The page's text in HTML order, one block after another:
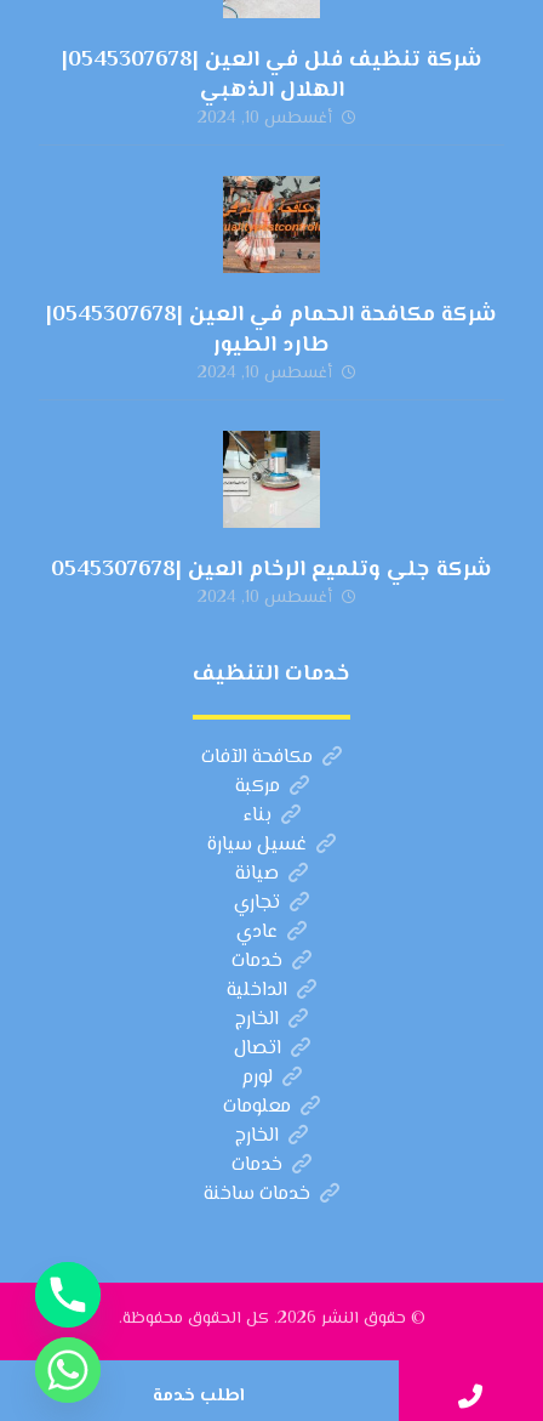
شركة تنظيف فلل في العين |0545307678|
الهلال الذهبي
أغسطس 10, 2024
شركة مكافحة الحمام في العين |0545307678|
طارد الطيور
أغسطس 10, 2024
شركة جلي وتلميع الرخام العين |0545307678
أغسطس 10, 2024
خدمات التنظيف
مكافحة الآفات
مركبة
بناء
غسيل سيارة
صيانة
تجاري
عادي
خدمات
الداخلية
الخارج
اتصال
لورم
معلومات
الخارج
خدمات
خدمات ساخنة
© حقوق النشر 2026. كل الحقوق محفوظة.
اطلب خدمة